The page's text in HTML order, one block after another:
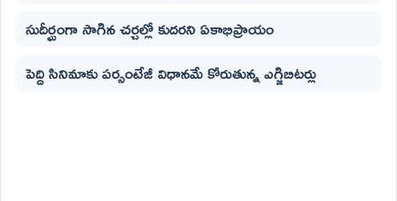
సుదీర్ఘంగా సాగిన చర్చల్లో కుదరని ఏకాభిప్రాయం
పెద్ది సినిమాకు పర్సంటేజీ విధానమే కోరుతున్న ఎగ్జిబిటర్లు